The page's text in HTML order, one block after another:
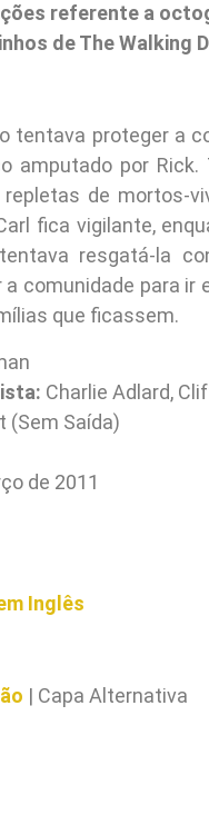
referente a
de The Walking
tentava proteger a
amputado por
de mortos-
fica vigilante,
resgatá-la
comunidade para ir
que ficassem.
Charlie Adlard,
(Sem Saída)
de 2011
Inglês
| Capa Alternativa